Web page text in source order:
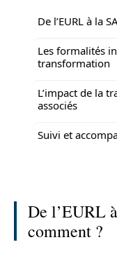
De l’EURL à la
Les formalités
transformation
L’impact de la
associés
Suivi et
De l’EURL
comment ?